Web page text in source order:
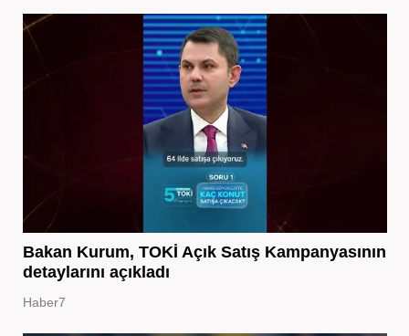
Bakan Kurum, TOKİ Açık Satış Kampanyasının
detaylarını açıkladı
Haber7